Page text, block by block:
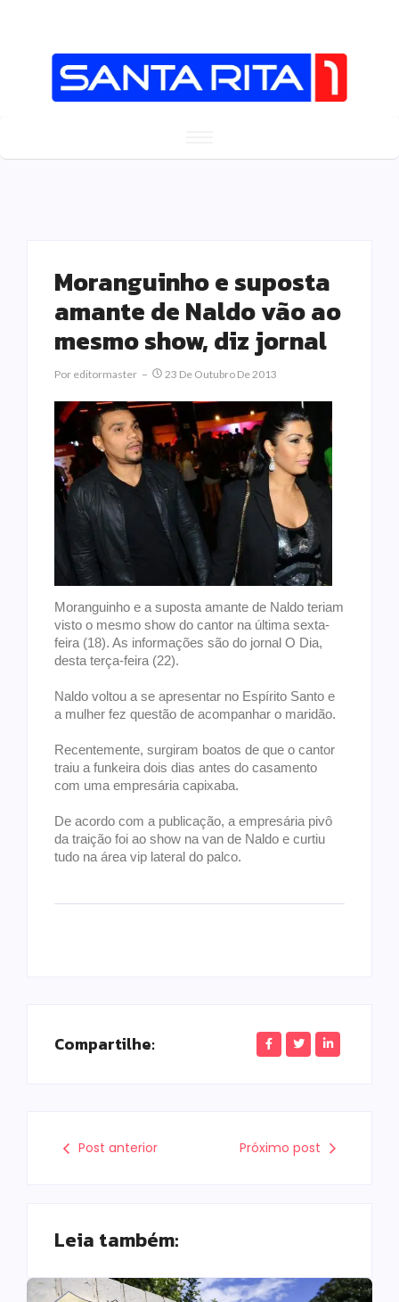
Moranguinho e suposta
amante de Naldo vão ao
mesmo show, diz jornal
Por Editormaster 23 De Outubro De 2013
Moranguinho e a suposta amante de Naldo teriam
visto o mesmo show do cantor na última sexta-
feira (18). As informações são do jornal O Dia,
desta terça-feira (22).
Naldo voltou a se apresentar no Espírito Santo e
a mulher fez questão de acompanhar o maridão.
Recentemente, surgiram boatos de que o cantor
traiu a funkeira dois dias antes do casamento
com uma empresária capixaba.
De acordo com a publicação, a empresária pivô
da traição foi ao show na van de Naldo e curtiu
tudo na área vip lateral do palco.
Compartilhe:
Post anterior Próximo post
Leia também: